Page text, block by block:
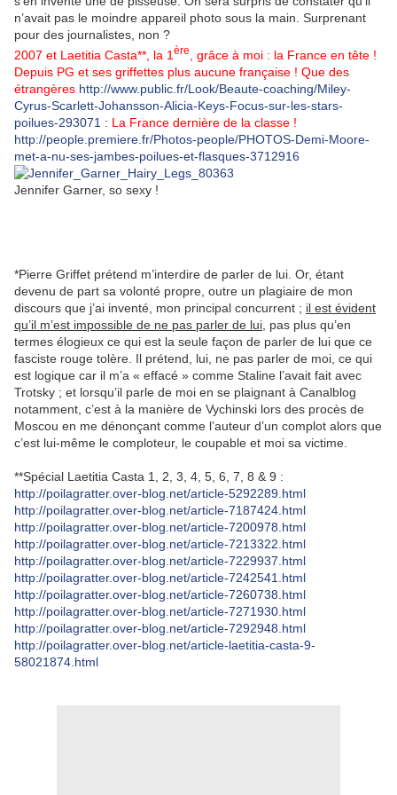
n’avait pas le moindre appareil photo sous la main. Surprenant
pour des journalistes, non ?
2007 et Laetitia Casta**, la 1 ère
, grâce à moi : la France en tête !
Depuis PG et ses griffettes plus aucune française ! Que des
étrangères http://www.public.fr/Look/Beaute-coaching/Miley-
Cyrus-Scarlett-Johansson-Alicia-Keys-Focus-sur-les-stars-
poilues-293071 : La France dernière de la classe !
http://people.premiere.fr/Photos-people/PHOTOS-Demi-Moore-
met-a-nu-ses-jambes-poilues-et-flasques-3712916
Jennifer Garner, so sexy !
*Pierre Griffet prétend m’interdire de parler de lui. Or, étant
devenu de part sa volonté propre, outre un plagiaire de mon
discours que j’ai inventé, mon principal concurrent ; il est évident
qu’il m’est impossible de ne pas parler de lui , pas plus qu’en
termes élogieux ce qui est la seule façon de parler de lui que ce
fasciste rouge tolère. Il prétend, lui, ne pas parler de moi, ce qui
est logique car il m’a « effacé » comme Staline l’avait fait avec
Trotsky ; et lorsqu’il parle de moi en se plaignant à Canalblog
notamment, c’est à la manière de Vychinski lors des procès de
Moscou en me dénonçant comme l’auteur d’un complot alors que
c’est lui-même le comploteur, le coupable et moi sa victime.
**Spécial Laetitia Casta 1, 2, 3, 4, 5, 6, 7, 8 & 9 :
http://poilagratter.over-blog.net/article-5292289.html
http://poilagratter.over-blog.net/article-7187424.html
http://poilagratter.over-blog.net/article-7200978.html
http://poilagratter.over-blog.net/article-7213322.html
http://poilagratter.over-blog.net/article-7229937.html
http://poilagratter.over-blog.net/article-7242541.html
http://poilagratter.over-blog.net/article-7260738.html
http://poilagratter.over-blog.net/article-7271930.html
http://poilagratter.over-blog.net/article-7292948.html
http://poilagratter.over-blog.net/article-laetitia-casta-9-
58021874.html